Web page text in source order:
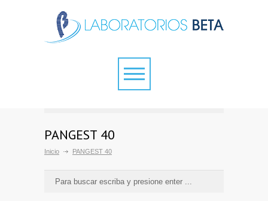
PANGEST 40
Inicio PANGEST 40